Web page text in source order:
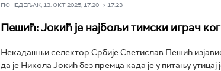
ПОНЕДЕЉАК, 13. ОКТ 2025, 17:20 -> 17:23
Пешић: Јокић је најбољи тимски играч
Некадашњи селектор Србије Светислав Пешић
да је Никола Јокић без премца када је у питању утицај